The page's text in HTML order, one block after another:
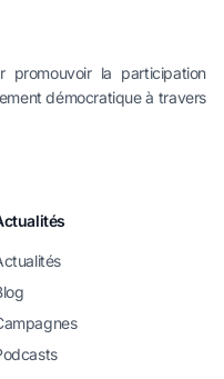
promouvoir la participation
démocratique à travers